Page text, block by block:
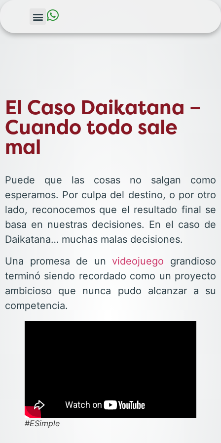
El Caso Daikatana –
Cuando todo sale
mal
Puede que las cosas no salgan como
esperamos. Por culpa del destino, o por otro
lado, reconocemos que el resultado final se
basa en nuestras decisiones. En el caso de
Daikatana… muchas malas decisiones.
Una promesa de unvideojuego grandioso
terminó siendo recordado como un proyecto
ambicioso que nunca pudo alcanzar a su
competencia.
#ESimple